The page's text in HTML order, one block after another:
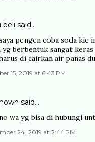
beli said…
pengen coba soda kie
yg berbentuk sangat
di cairkan air panas
15, 2019 at 6:43 PM
said…
wa yg bisa di hubungi
24, 2019 at 2:44 PM